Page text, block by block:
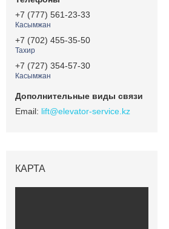
+7 (777) 561-23-33
Касымжан
+7 (702) 455-35-50
Тахир
+7 (727) 354-57-30
Касымжан
lift@elevator-service.kz
КАРТА